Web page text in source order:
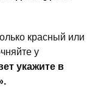
красный или
у
укажите в